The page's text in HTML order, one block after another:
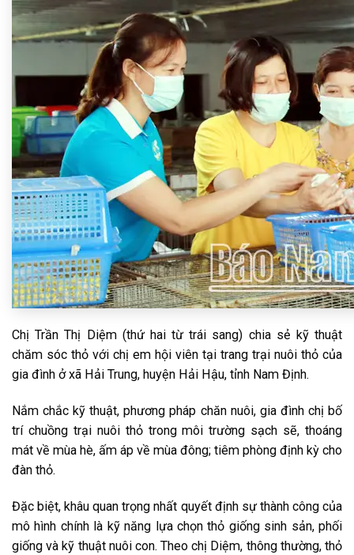
Chị Trần Thị Diệm (thứ hai từ trái sang) chia sẻ kỹ thuật
chăm sóc thỏ với chị em hội viên tại trang trại nuôi thỏ của
gia đình ở xã Hải Trung, huyện Hải Hậu, tỉnh Nam Định.
Nắm chắc kỹ thuật, phương pháp chăn nuôi, gia đình chị bố
trí chuồng trại nuôi thỏ trong môi trường sạch sẽ, thoáng
mát về mùa hè, ấm áp về mùa đông; tiêm phòng định kỳ cho
đàn thỏ.
Đặc biệt, khâu quan trọng nhất quyết định sự thành công của
mô hình chính là kỹ năng lựa chọn thỏ giống sinh sản, phối
giống và kỹ thuật nuôi con. Theo chị Diệm, thông thường, thỏ